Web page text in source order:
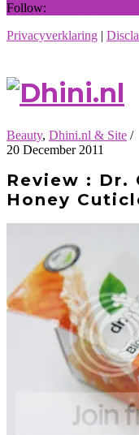
Follow:
Privacyverklaring |
Beauty, Dhini.nl & Site /
20 December 2011
Review : Dr.
Honey